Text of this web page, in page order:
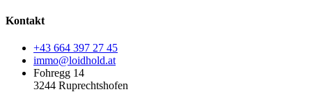
Kontakt
+43 664 397 27 45
immo@loidhold.at
Fohregg 14
3244 Ruprechtshofen